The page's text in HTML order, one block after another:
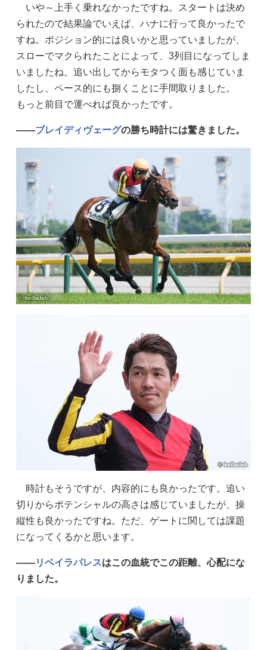
いや～上手く乗れなかったですね。スタートは決め
られたので結果論でいえば、ハナに行って良かったで
すね。ポジション的には良いかと思っていましたが、
スローでマクられたことによって、3列目になってしま
いましたね。追い出してからモタつく面も感じていま
したし、ペース的にも捌くことに手間取りました。
もっと前目で運べれば良かったです。
——ブレイディヴェーグの勝ち時計には驚きました。
時計もそうですが、内容的にも良かったです。追い
切りからポテンシャルの高さは感じていましたが、操
縦性も良かったですね。ただ、ゲートに関しては課題
になってくるかと思います。
——リベイラパレスはこの血統でこの距離、心配にな
りました。